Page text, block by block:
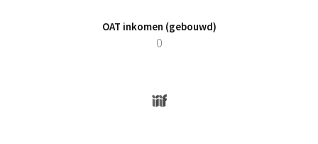
OAT inkomen (gebouwd)
0